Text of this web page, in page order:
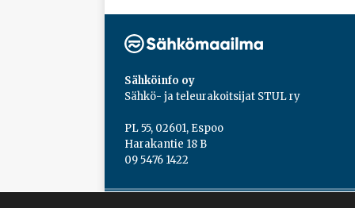
Sähköinfo oy
Sähkö- ja teleurakoitsijat STUL ry
PL 55, 02601, Espoo
Harakantie 18 B
09 5476 1422